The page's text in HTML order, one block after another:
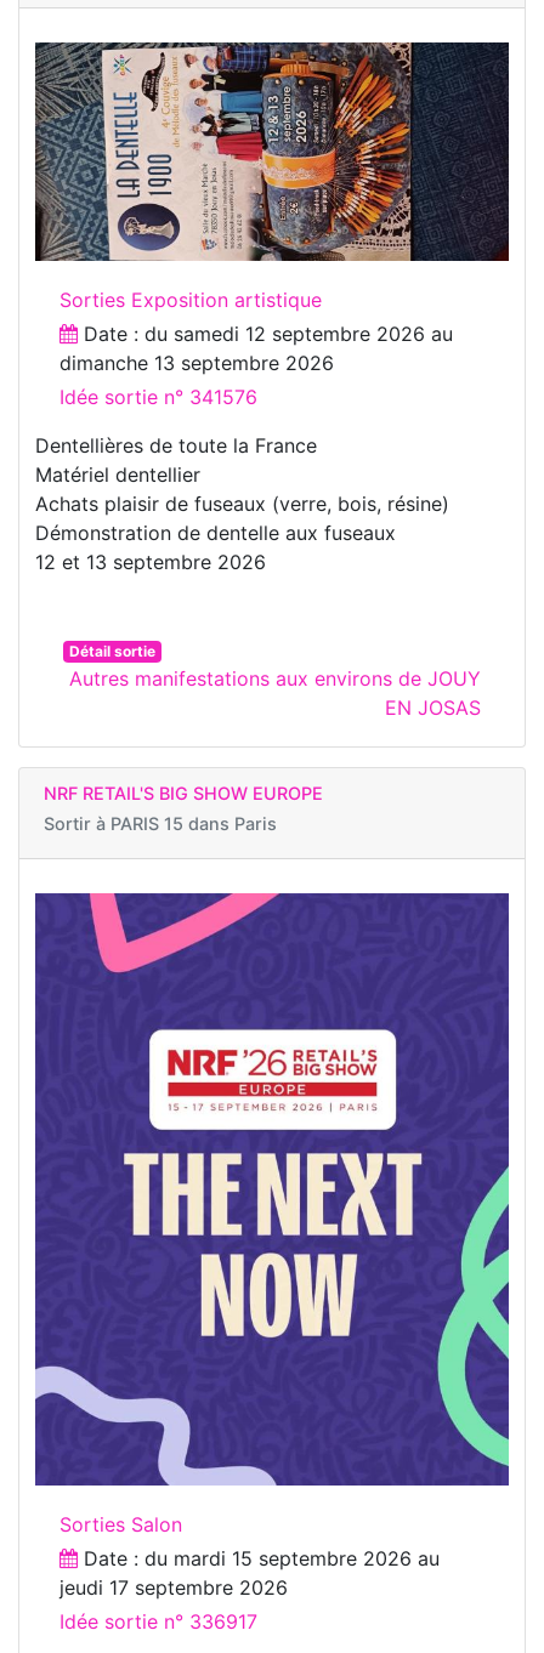
Sorties Exposition artistique
Date : du samedi 12 septembre 2026 au
dimanche 13 septembre 2026
Idée sortie n° 341576
Dentellières de toute la France
Matériel dentellier
Achats plaisir de fuseaux (verre, bois, résine)
Démonstration de dentelle aux fuseaux
12 et 13 septembre 2026
Détail sortie
Autres manifestations aux environs de JOUY
EN JOSAS
NRF RETAIL'S BIG SHOW EUROPE
Sortir à PARIS 15 dans Paris
Sorties Salon
Date : du mardi 15 septembre 2026 au
jeudi 17 septembre 2026
Idée sortie n° 336917